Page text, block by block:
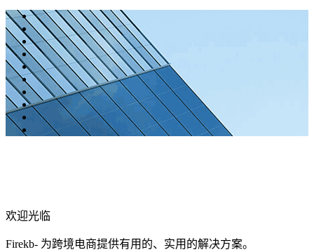
欢迎光临
Firekb- 为跨境电商提供有用的、实用的解决方案。